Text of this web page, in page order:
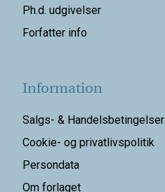
Ph.d. udgivelser
Forfatter info
Information
Salgs- & Handelsbetingelser
Cookie- og privatlivspolitik
Persondata
Om forlaget